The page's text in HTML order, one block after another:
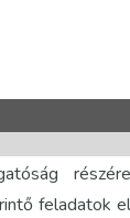
feladatok